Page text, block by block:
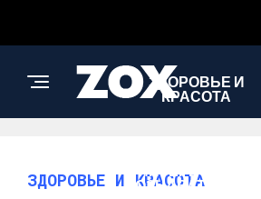
ЗДОРОВЬЕ И
КРАСОТА
ИНТЕРЕСНОЕ И
ПОЗНАВАТЕЛЬНОЕ
ЗДОРОВЬЕ И КРАСОТА